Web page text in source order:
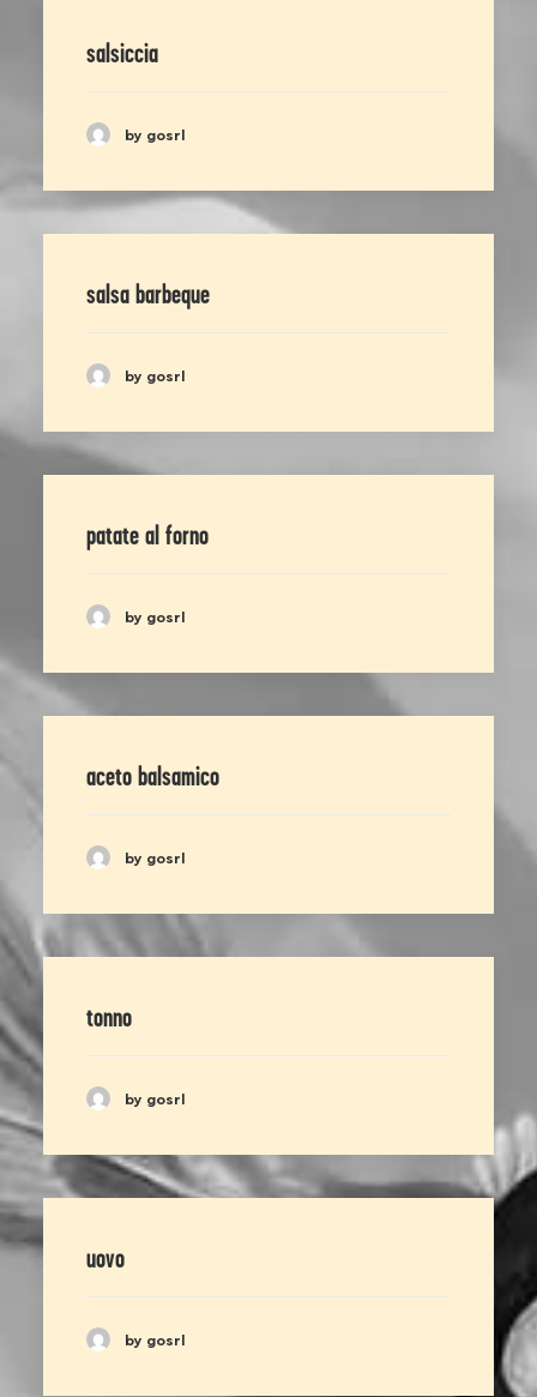
salsiccia
by gosrl
salsa barbeque
by gosrl
patate al forno
by gosrl
aceto balsamico
by gosrl
tonno
by gosrl
uovo
by gosrl